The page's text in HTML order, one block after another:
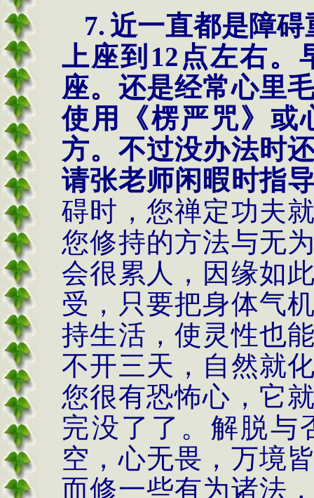
7. 近一直都是障
上座到 12 点左右。
座。还是经常心里
使用《楞严咒》或
方。不过没办法时
请张老师闲暇时指
碍时，您禅定功夫
您修持的方法与无
会很累人，因缘如
受，只要把身体气
持生活，使灵性也
不开三天，自然就
您很有恐怖心，它
完没了了。解脱与
空，心无畏，万境
而修一些有为诸法